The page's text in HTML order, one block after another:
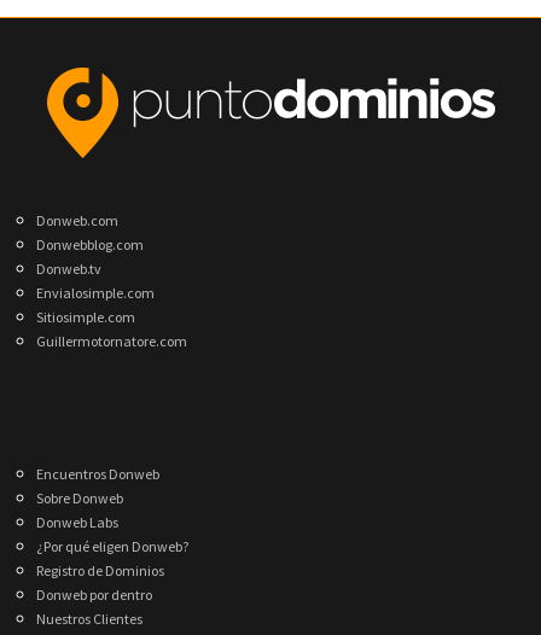
Donweb.com
Donwebblog.com
Donweb.tv
Envialosimple.com
Sitiosimple.com
Guillermotornatore.com
Encuentros Donweb
Sobre Donweb
Donweb Labs
¿Por qué eligen Donweb?
Registro de Dominios
Donweb por dentro
Nuestros Clientes